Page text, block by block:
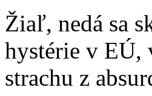
Žiaľ, nedá sa
hystérie v EÚ,
strachu z